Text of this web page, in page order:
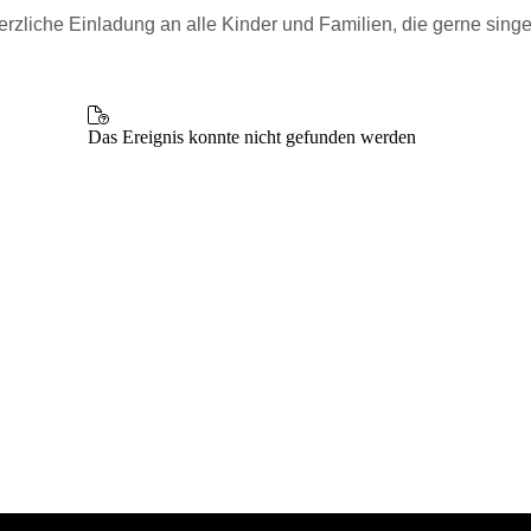
Einladung an alle Kinder und Familien, die gerne